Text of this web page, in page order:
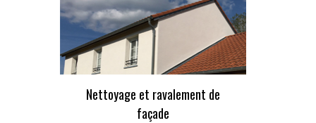
Nettoyage et ravalement de
façade